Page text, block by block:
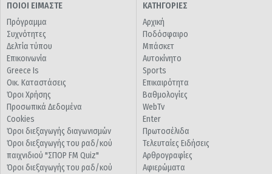
ΠΟΙΟΙ ΕΙΜΑΣΤΕ
Πρόγραμμα
Συχνότητες
Δελτία τύπου
Επικοινωνία
Greece Is
Οικ. Καταστάσεις
Όροι Χρήσης
Προσωπικά Δεδομένα
Cookies
Όροι διεξαγωγής διαγωνισμών
Όροι διεξαγωγής του ραδ/κού
παιχνιδιού "ΣΠΟΡ FM Quiz"
Όροι διεξαγωγής του ραδ/κού
ΚΑΤΗΓΟΡΙΕΣ
Αρχική
Ποδόσφαιρο
Μπάσκετ
Αυτοκίνητο
Sports
Επικαιρότητα
Βαθμολογίες
WebTv
Enter
Πρωτοσέλιδα
Τελευταίες Ειδήσεις
Αρθρογραφίες
Αφιερώματα